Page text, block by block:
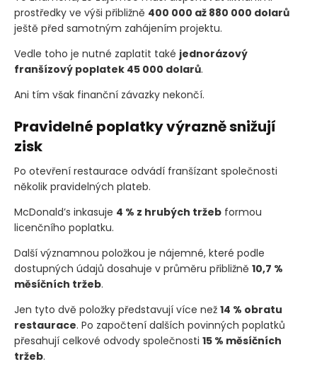
prostředky ve výši přibližně 400 000 až 880 000 dolarů
ještě před samotným zahájením projektu.
Vedle toho je nutné zaplatit také jednorázový
franšízový poplatek 45 000 dolarů.
Ani tím však finanční závazky nekončí.
Pravidelné poplatky výrazně snižují
zisk
Po otevření restaurace odvádí franšízant společnosti
několik pravidelných plateb.
McDonald’s inkasuje 4 % z hrubých tržeb formou
licenčního poplatku.
Další významnou položkou je nájemné, které podle
dostupných údajů dosahuje v průměru přibližně 10,7 %
měsíčních tržeb.
Jen tyto dvě položky představují více než 14 % obratu
restaurace. Po započtení dalších povinných poplatků
přesahují celkové odvody společnosti 15 % měsíčních
tržeb.